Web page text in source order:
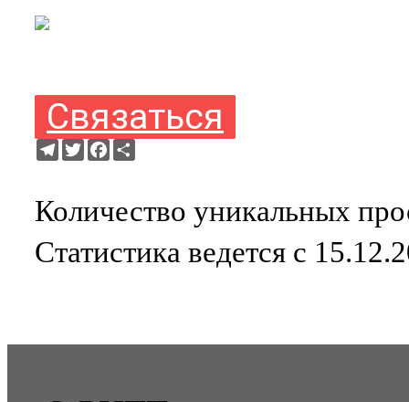
Связаться
Telegram
TwitterFacebook
Количество уникальных
Статистика ведется с